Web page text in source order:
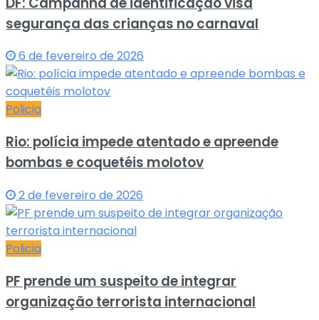
segurança das crianças no carnaval
6 de fevereiro de 2026
Policia
Rio: polícia impede atentado e apreende
bombas e coquetéis molotov
2 de fevereiro de 2026
Policia
PF prende um suspeito de integrar
organização terrorista internacional